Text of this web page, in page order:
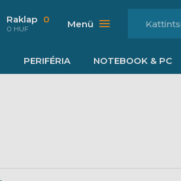
Raklap 0
0 HUF Menü
PERIFÉRIA NOTEBOOK & PC